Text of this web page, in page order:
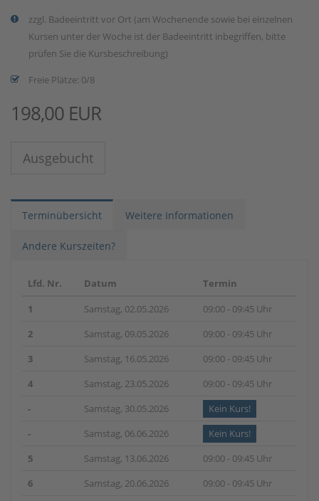
zzgl. Badeeintritt vor Ort (am Wochenende sowie bei einzelnen
Kursen unter der Woche ist der Badeeintritt inbegriffen, bitte
prüfen Sie die Kursbeschreibung)
Freie Plätze: 0/8
198,00 EUR
Ausgebucht
Terminübersicht Weitere Informationen
Andere Kurszeiten?
Lfd. Nr. Datum
Termin
1
Samstag, 02.05.2026
09:00 - 09:45 Uhr
2
Samstag, 09.05.2026
09:00 - 09:45 Uhr
3
Samstag, 16.05.2026
09:00 - 09:45 Uhr
4
Samstag, 23.05.2026
09:00 - 09:45 Uhr
-
Samstag, 30.05.2026
Kein Kurs!
-
Samstag, 06.06.2026
Kein Kurs!
5
Samstag, 13.06.2026
09:00 - 09:45 Uhr
6
Samstag, 20.06.2026
09:00 - 09:45 Uhr